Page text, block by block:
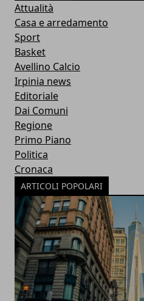
Attualità
Casa e arredamento
Sport
Basket
Avellino Calcio
Irpinia news
Editoriale
Dai Comuni
Regione
Primo Piano
Politica
Cronaca
ARTICOLI POPOLARI